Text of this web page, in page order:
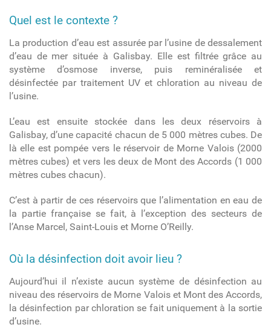
Quel est le contexte ?
La production d’eau est assurée par l’usine de dessalement
d’eau de mer située à Galisbay. Elle est filtrée grâce au
système d’osmose inverse, puis reminéralisée et
désinfectée par traitement UV et chloration au niveau de
l’usine.
L’eau est ensuite stockée dans les deux réservoirs à
Galisbay, d’une capacité chacun de 5 000 mètres cubes. De
là elle est pompée vers le réservoir de Morne Valois (2000
mètres cubes) et vers les deux de Mont des Accords (1 000
mètres cubes chacun).
C’est à partir de ces réservoirs que l’alimentation en eau de
la partie française se fait, à l’exception des secteurs de
l’Anse Marcel, Saint-Louis et Morne O’Reilly.
Où la désinfection doit avoir lieu ?
Aujourd’hui il n’existe aucun système de désinfection au
niveau des réservoirs de Morne Valois et Mont des Accords,
la désinfection par chloration se fait uniquement à la sortie
d’usine.